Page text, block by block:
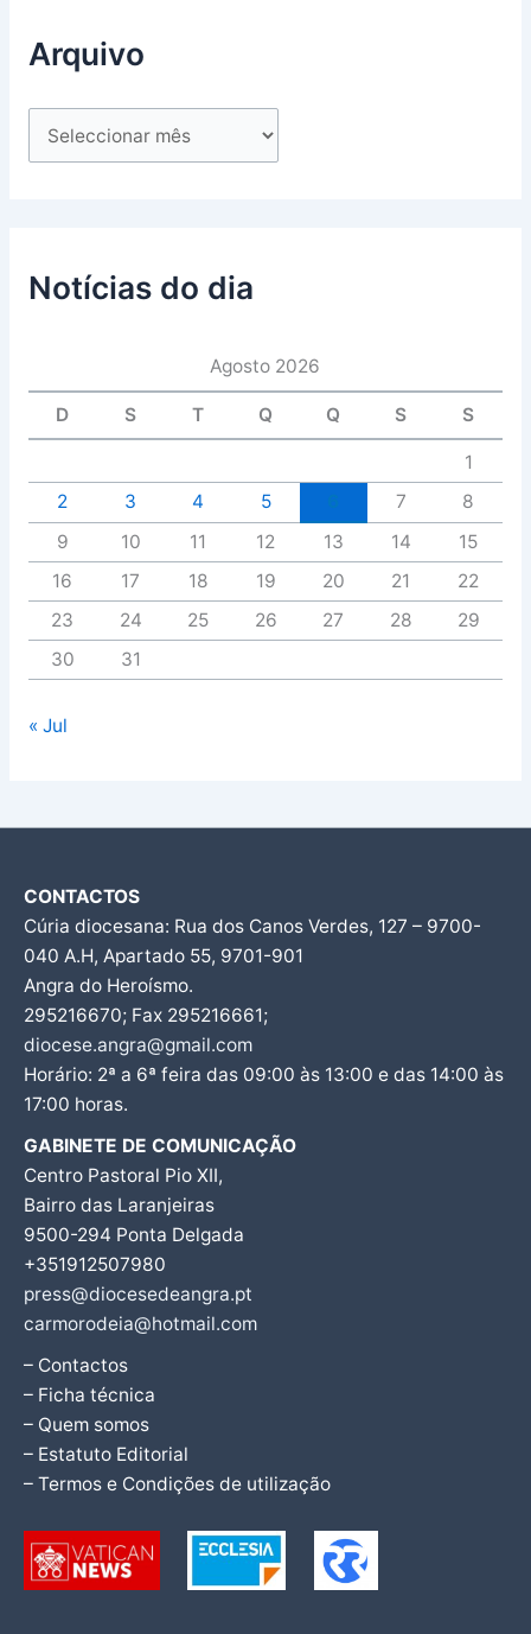
Arquivo
Notícias do dia
Agosto 2026
D S T Q Q S S
1
2
3 4 5 7
8
9
10 11 12 13 14
15
16
17 18 19 20 21
22
23
24 25 26 27 28
29
30
31
« Jul
CONTACTOS
Cúria diocesana: Rua dos Canos Verdes, 127 – 9700-
040 A.H, Apartado 55, 9701-901
Angra do Heroísmo.
295216670; Fax 295216661;
diocese.angra@gmail.com
Horário: 2ª a 6ª feira das 09:00 às 13:00 e das 14:00 às
17:00 horas.
GABINETE DE COMUNICAÇÃO
Centro Pastoral Pio XII,
Bairro das Laranjeiras
9500-294 Ponta Delgada
+351912507980
press@diocesedeangra.pt
carmorodeia@hotmail.com
– Contactos
– Ficha técnica
– Quem somos
– Estatuto Editorial
– Termos e Condições de utilização